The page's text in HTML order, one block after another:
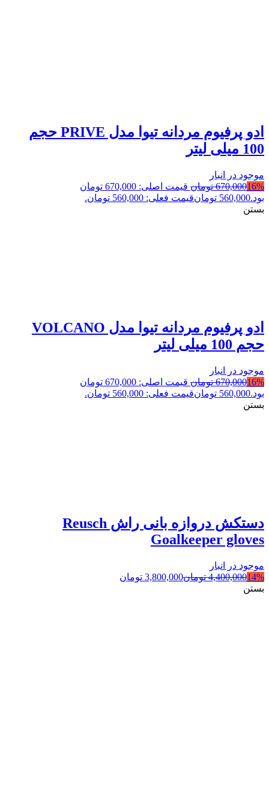
ادو پرفیوم مردانه تیوا مدل PRIVE حجم
100 میلی لیتر
موجود در انبار
16%
670,000 تومان
قیمت اصلی: 670,000 تومان
بود.560,000 تومانقیمت فعلی: 560,000 تومان.
بستن
ادو پرفیوم مردانه تیوا مدل VOLCANO
حجم 100 میلی لیتر
موجود در انبار
16%
670,000 تومان
قیمت اصلی: 670,000 تومان
بود.560,000 تومانقیمت فعلی: 560,000 تومان.
بستن
دستکش دروازه بانی راش Reusch
Goalkeeper gloves
موجود در انبار
14%
4,400,000 تومان3,800,000 تومان
بستن